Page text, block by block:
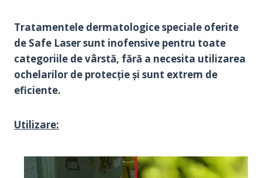
Tratamentele dermatologice speciale oferite
de Safe Laser sunt inofensive pentru toate
categoriile de vârstă, fără a necesita utilizarea
ochelarilor de protecție și sunt extrem de
eficiente.
Utilizare: